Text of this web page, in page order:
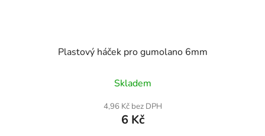
Plastový háček pro gumolano 6mm
Skladem
4,96 Kč bez DPH
6 Kč